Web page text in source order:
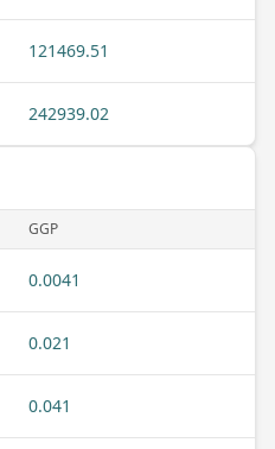
121469.51
242939.02
GGP
0.0041
0.021
0.041